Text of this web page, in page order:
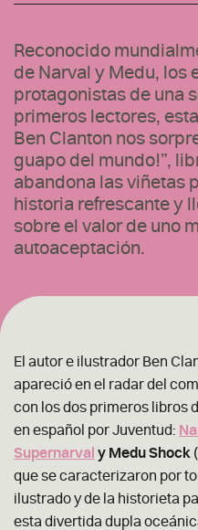
Reconocido
de Narval y Medu, los
protagonistas de una
primeros lectores,
Ben Clanton nos
guapo del mundo!”,
abandona las viñetas
historia refrescante y
sobre el valor de uno
autoaceptación.
El autor e ilustrador Ben
apareció en el radar del
con los dos primeros libros
en español por Juventud:
Supernarval y Medu Shock
que se caracterizaron por
ilustrado y de la historieta
esta divertida dupla